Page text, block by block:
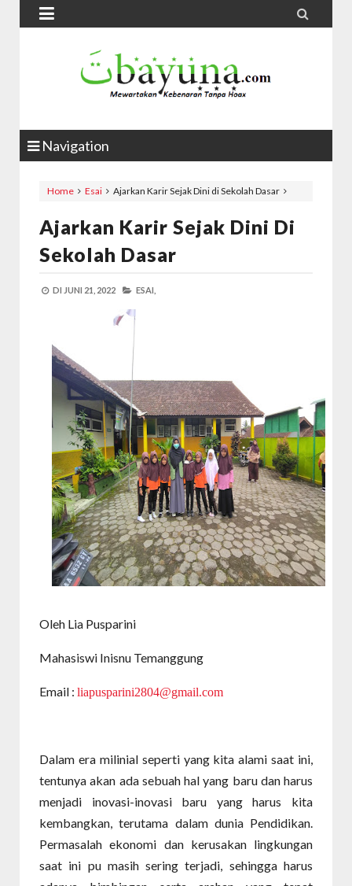
 
Navigation
Home Esai Ajarkan Karir Sejak Dini di Sekolah Dasar
Ajarkan Karir Sejak Dini Di
Sekolah Dasar
DI JUNI 21, 2022 ESAI,
Oleh Lia Pusparini
Mahasiswi Inisnu Temanggung
Email : liapusparini2804@gmail.com
Dalam era milinial seperti yang kita alami saat ini,
tentunya akan ada sebuah hal yang baru dan harus
menjadi inovasi-inovasi baru yang harus kita
kembangkan, terutama dalam dunia Pendidikan.
Permasalah ekonomi dan kerusakan lingkungan
saat ini pu masih sering terjadi, sehingga harus